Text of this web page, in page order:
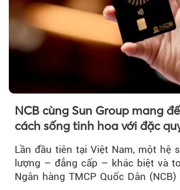
NCB cùng Sun Group mang
cách sống tinh hoa với đặc
đầu Việt Nam
Lần đầu tiên tại Việt Nam, một hệ
lượng – đẳng cấp – khác biệt và
Ngân hàng TMCP Quốc Dân